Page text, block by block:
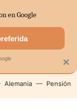
MERCADOS
Alemania Pensión
×
en Google